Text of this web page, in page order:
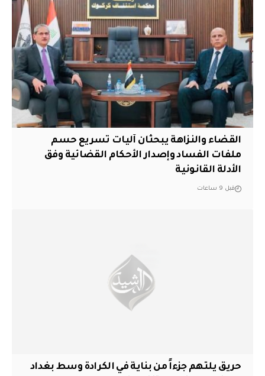
القضاء والنزاهة يبحثان آليات تسريع حسم
ملفات الفساد وإصدار الأحكام القضائية وفق
الأدلة القانونية
قبل 9 ساعات
حريق يلتهم جزءاً من بناية في الكرادة وسط بغداد